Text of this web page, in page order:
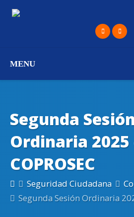
MENU
Segunda
Ordinaria 2025
COPROSEC
Seguridad Ciudadana
Segunda Sesión Ordinaria